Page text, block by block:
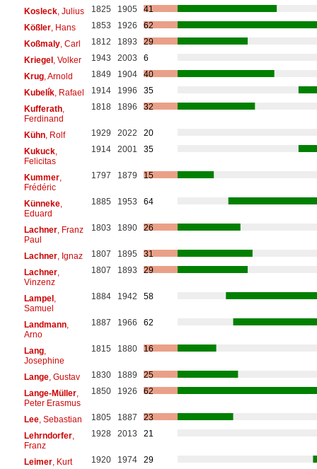
Kosleck, Julius 1825 1905
41
Kößler, Hans 1853 1926
62
Koßmaly, Carl 1812 1893
29
Kriegel, Volker 1943 2003
6
Krug, Arnold 1849 1904
40
Kubelík, Rafael 1914 1996
35
Kufferath,
Ferdinand
1818 1896 32
Kühn, Rolf 1929 2022
20
Kukuck,
Felicitas
1914 2001 35
Kummer,
Frédéric
1797 1879 15
Künneke,
Eduard
1885 1953 64
Lachner, Franz
Paul
1803 1890 26
Lachner, Ignaz 1807 1895
31
Lachner,
Vinzenz
1807 1893 29
Lampel,
Samuel
1884 1942 58
Landmann,
Arno
1887 1966 62
Lang,
Josephine
1815 1880 16
Lange, Gustav 1830 1889
25
Lange-Müller,
Peter Erasmus
1850 1926 62
Lee, Sebastian 1805 1887
23
Lehrndorfer,
Franz
1928 2013 21
Leimer, Kurt 1920 1974
29